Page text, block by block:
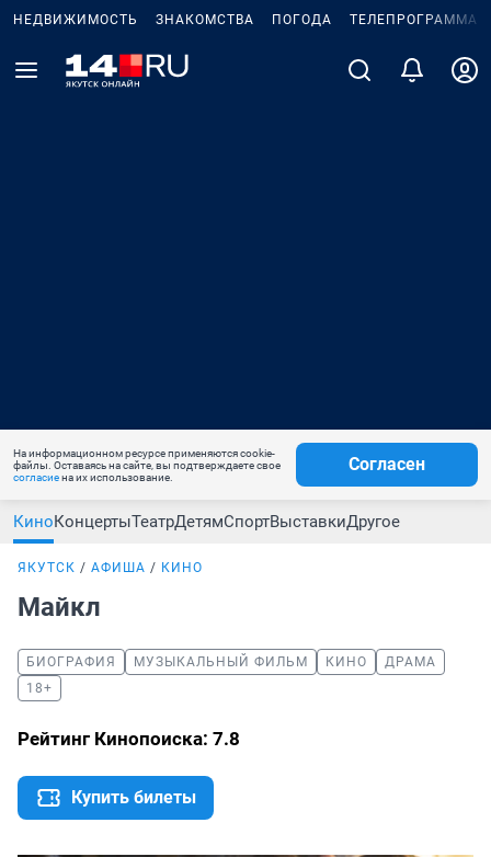
НЕДВИЖИМОСТЬ ЗНАКОМСТВА ПОГОДА ТЕЛЕПРОГРАММА
На информационном ресурсе применяются cookie-
файлы. Оставаясь на сайте, вы подтверждаете свое
согласиена их использование.
Согласен
КиноКонцертыТеатрДетямСпортВыставкиДругое
ЯКУТСК АФИША КИНО
Майкл
БИОГРАФИЯ МУЗЫКАЛЬНЫЙ ФИЛЬМ КИНО
ДРАМА
18+
Рейтинг Кинопоиска: 7.8
Купить билеты